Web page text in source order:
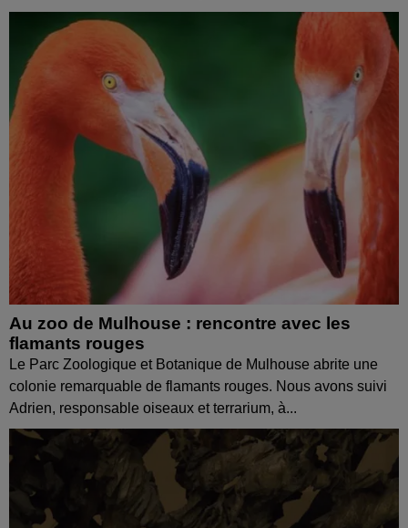
Au zoo de Mulhouse : rencontre avec les
flamants rouges
Le Parc Zoologique et Botanique de Mulhouse abrite une
colonie remarquable de flamants rouges. Nous avons suivi
Adrien, responsable oiseaux et terrarium, à...